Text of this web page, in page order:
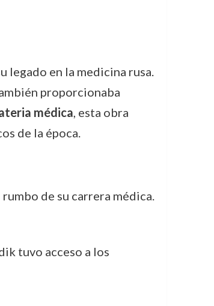
en la medicina rusa.
proporcionaba
médica, esta obra
de la época.
de su carrera médica.
tuvo acceso a los